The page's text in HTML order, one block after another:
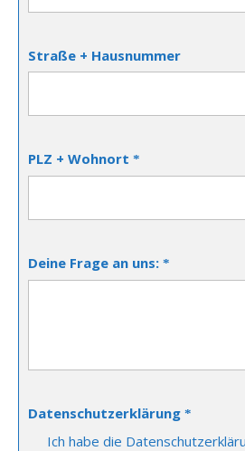
Straße + Hausnummer
PLZ + Wohnort *
Deine Frage an uns: *
Datenschutzerklärung *
Ich habe die